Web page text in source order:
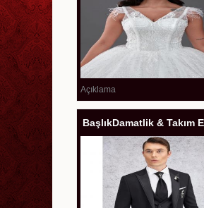
Açıklama
BaşlıkDamatlik & Takım